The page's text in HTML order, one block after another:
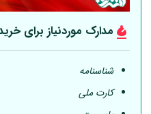
مدارک موردنیاز برای
شناسنامه
کارت ملی